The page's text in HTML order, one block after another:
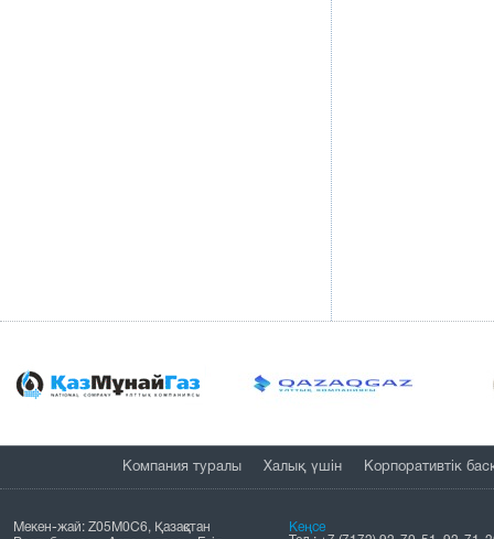
Компания туралы Халық үшін Корпоративтік
Мекен-жай: Z05M0C6, Қазақстан
Кеңсе